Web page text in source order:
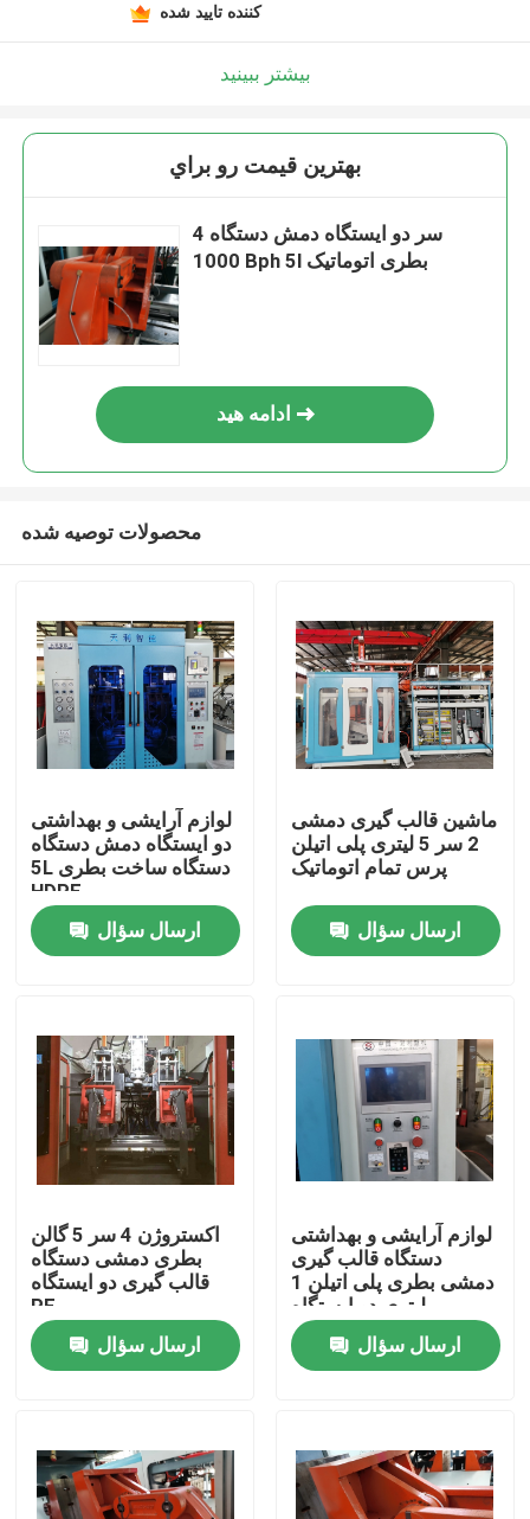
خانه
دربارهی ما
محصولات
نمایش VR
ماشین قالب گیری دمشی اتوماتیک
دستگاه قالب گیری دمشی بطری پلاستیکی
کننده تایید شده
بیشتر ببینید
بهترين قيمت رو براي
4 سر دو ایستگاه دمش دستگاه
1000 Bph 5l بطری اتوماتیک
ادامه هید
محصولات توصیه شده
لوازم آرایشی و بهداشتی
دو ایستگاه دمش دستگاه
5L دستگاه ساخت بطری
HDPE
ارسال سؤال
ماشین قالب گیری دمشی
2 سر 5 لیتری پلی اتیلن
پرس تمام اتوماتیک
ارسال سؤال
اکستروژن 4 سر 5 گالن
بطری دمشی دستگاه
قالب گیری دو ایستگاه
PE
ارسال سؤال
لوازم آرایشی و بهداشتی
دستگاه قالب گیری
دمشی بطری پلی اتیلن 1
لیتری دو ایستگاه
ارسال سؤال